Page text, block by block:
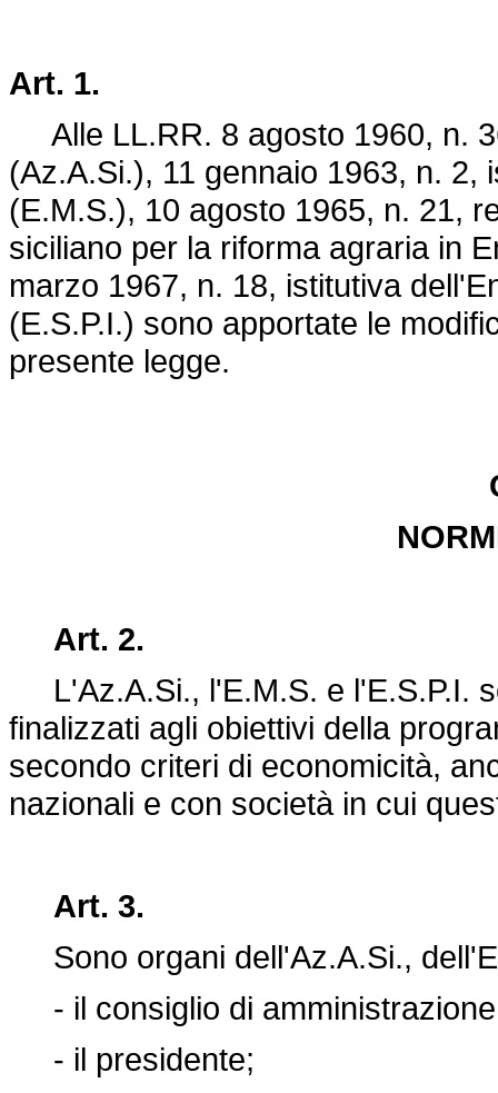
Art. 1.
Alle LL.RR. 8 agosto 1960, n.
(Az.A.Si.), 11 gennaio 1963, n. 2,
(E.M.S.), 10 agosto 1965, n. 21,
siciliano per la riforma agraria in
marzo 1967, n. 18, istitutiva
(E.S.P.I.) sono apportate le
presente legge.
Art. 2.
L'Az.A.Si., l'E.M.S. e l'E.S.P.I.
finalizzati agli obiettivi della
secondo criteri di economicità,
nazionali e con società in cui
Art. 3.
Sono organi dell'Az.A.Si.,
- il consiglio di
- il presidente;